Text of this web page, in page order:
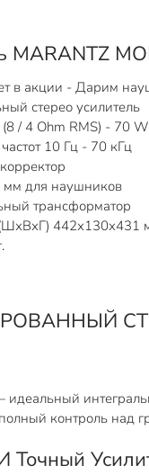
MARANTZ
в акции - Дарим
стерео усилитель
/ 4 Ohm RMS) - 70
10 Гц - 70 кГц
мм для наушников
трансформатор
442х130х431
контроль над